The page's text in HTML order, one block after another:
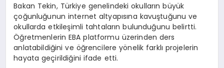
Bakan Tekin, Türkiye genelindeki okulların büyük
çoğunluğunun internet altyapısına kavuştuğunu ve
okullarda etkileşimli tahtaların bulunduğunu belirtti.
Öğretmenlerin EBA platformu üzerinden ders
anlatabildiğini ve öğrencilere yönelik farklı projelerin
hayata geçirildiğini ifade etti.